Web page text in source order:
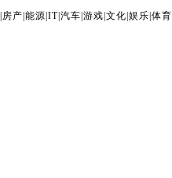
房产 能源 IT| 汽车 游戏 文化 娱乐 体育